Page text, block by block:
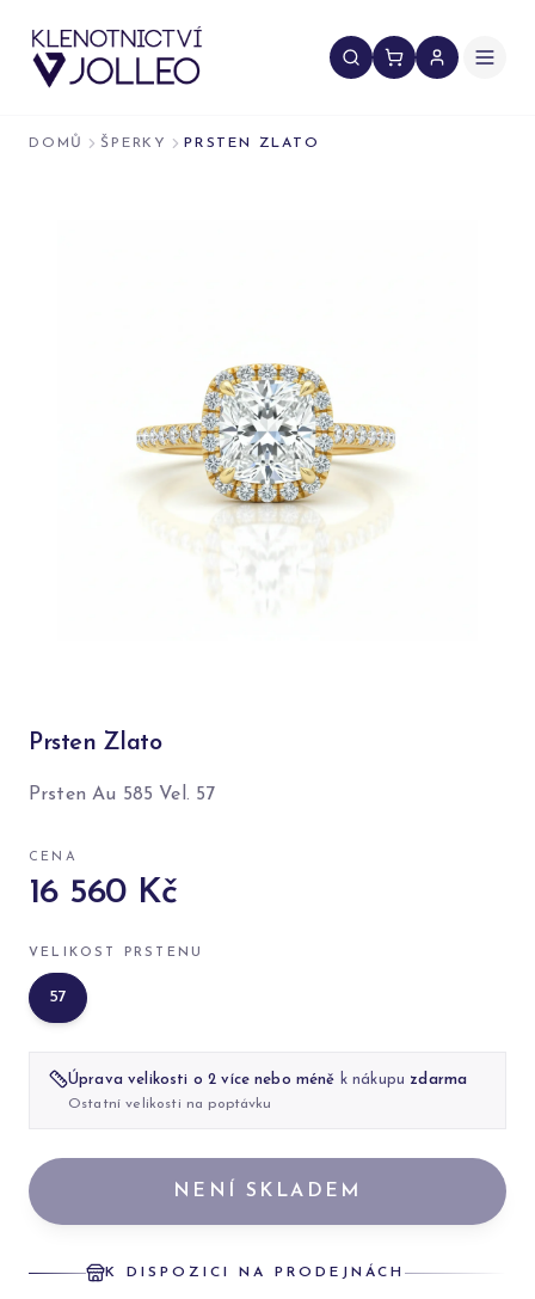
DOMŮ ŠPERKY PRSTEN ZLATO
Prsten Zlato
Prsten Au 585 Vel. 57
CENA
16 560 Kč
VELIKOST PRSTENU
57
Úprava velikosti o 2 více nebo méně k nákupu zdarma
Ostatní velikosti na poptávku
NENÍ SKLADEM
K DISPOZICI NA PRODEJNÁCH